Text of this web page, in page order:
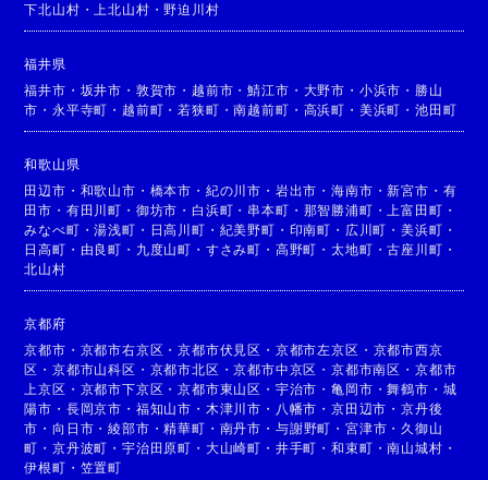
下北山村 ・ 上北山村 ・野迫川村
福井県
福井市 ・ 坂井市 ・ 敦賀市 ・ 越前市 ・鯖江市 ・ 大野市 ・ 小浜市 ・ 勝山
市 ・永平寺町 ・ 越前町 ・若狭町 ・南越前町 ・ 高浜町 ・ 美浜町 ・ 池田町
和歌山県
田辺市 ・ 和歌山市 ・ 橋本市 ・ 紀の川市 ・ 岩出市 ・海南市 ・新宮市 ・ 有
田市 ・ 有田川町 ・ 御坊市 ・ 白浜町 ・ 串本町 ・ 那智勝浦町 ・ 上富田町 ・
みなべ町 ・湯浅町 ・ 日高川町 ・ 紀美野町 ・ 印南町 ・ 広川町 ・美浜町 ・
日高町 ・ 由良町 ・ 九度山町 ・ すさみ町 ・ 高野町 ・太地町 ・古座川町 ・
北山村
京都府
京都市 ・ 京都市右京区 ・京都市伏見区 ・ 京都市左京区 ・ 京都市西京
区 ・京都市山科区 ・ 京都市北区 ・京都市中京区 ・京都市南区 ・ 京都市
上京区 ・ 京都市下京区 ・京都市東山区 ・ 宇治市 ・亀岡市 ・舞鶴市 ・ 城
陽市 ・ 長岡京市 ・ 福知山市 ・ 木津川市 ・ 八幡市 ・京田辺市 ・京丹後
市 ・向日市 ・綾部市 ・精華町 ・ 南丹市 ・ 与謝野町 ・ 宮津市 ・ 久御山
町 ・京丹波町 ・宇治田原町 ・ 大山崎町 ・ 井手町 ・和束町 ・南山城村 ・
伊根町 ・ 笠置町